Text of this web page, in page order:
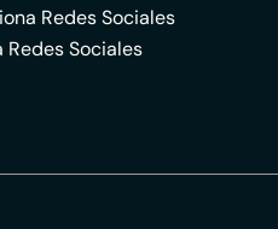
Redes Sociales
Redes Sociales